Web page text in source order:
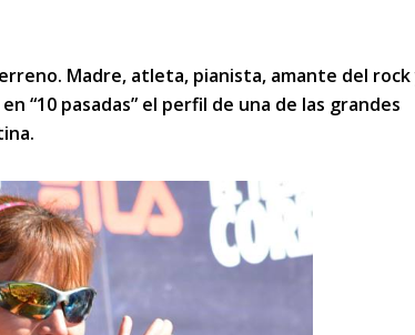
Madre, atleta, pianista, amante del rock
“10 pasadas” el perfil de una de las grandes